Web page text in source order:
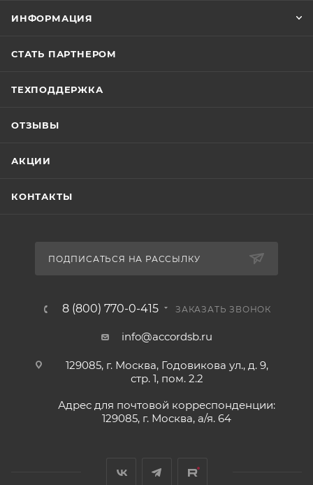
ИНФОРМАЦИЯ
СТАТЬ ПАРТНЕРОМ
ТЕХПОДДЕРЖКА
ОТЗЫВЫ
АКЦИИ
КОНТАКТЫ
ПОДПИСАТЬСЯ НА РАССЫЛКУ
8 (800) 770-0-415 ЗАКАЗАТЬ ЗВОНОК
info@accordsb.ru
129085, г. Москва, Годовикова ул., д. 9,
стр. 1, пом. 2.2
Адрес для почтовой корреспонденции:
129085, г. Москва, а/я. 64